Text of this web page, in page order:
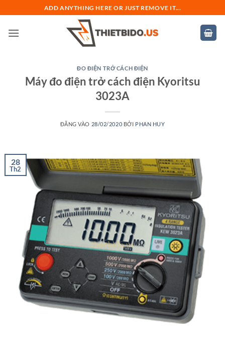
qua
nội
ADD ANYTHING HERE OR JUST REMOVE IT...
ĐO ĐIỆN TRỞ CÁCH ĐIỆN
Máy đo điện trở cách điện Kyoritsu
3023A
ĐĂNG VÀO 28/02/2020 BỞI PHAN HUY
28
Th2